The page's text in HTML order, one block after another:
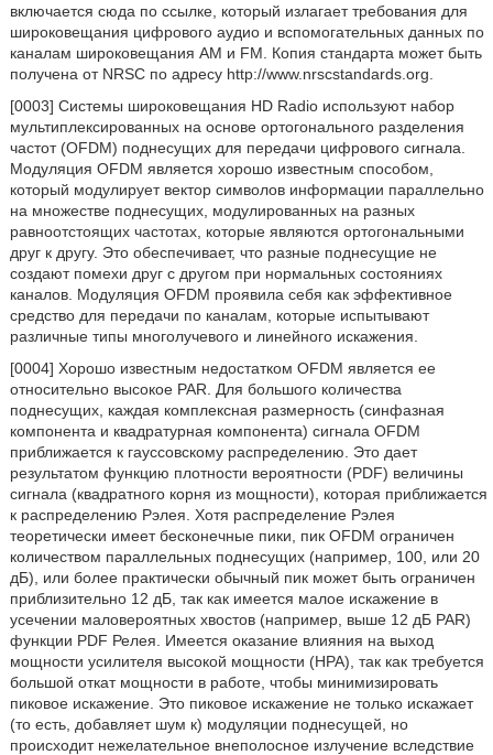
включается сюда по ссылке, который излагает требования для
широковещания цифрового аудио и вспомогательных данных по
каналам широковещания AM и FM. Копия стандарта может быть
получена от NRSC по адресу http://www.nrscstandards.org.
[0003] Системы широковещания HD Radio используют набор
мультиплексированных на основе ортогонального разделения
частот (OFDM) поднесущих для передачи цифрового сигнала.
Модуляция OFDM является хорошо известным способом,
который модулирует вектор символов информации параллельно
на множестве поднесущих, модулированных на разных
равноотстоящих частотах, которые являются ортогональными
друг к другу. Это обеспечивает, что разные поднесущие не
создают помехи друг с другом при нормальных состояниях
каналов. Модуляция OFDM проявила себя как эффективное
средство для передачи по каналам, которые испытывают
различные типы многолучевого и линейного искажения.
[0004] Хорошо известным недостатком OFDM является ее
относительно высокое PAR. Для большого количества
поднесущих, каждая комплексная размерность (синфазная
компонента и квадратурная компонента) сигнала OFDM
приближается к гауссовскому распределению. Это дает
результатом функцию плотности вероятности (PDF) величины
сигнала (квадратного корня из мощности), которая приближается
к распределению Рэлея. Хотя распределение Рэлея
теоретически имеет бесконечные пики, пик OFDM ограничен
количеством параллельных поднесущих (например, 100, или 20
дБ), или более практически обычный пик может быть ограничен
приблизительно 12 дБ, так как имеется малое искажение в
усечении маловероятных хвостов (например, выше 12 дБ PAR)
функции PDF Релея. Имеется оказание влияния на выход
мощности усилителя высокой мощности (HPA), так как требуется
большой откат мощности в работе, чтобы минимизировать
пиковое искажение. Это пиковое искажение не только искажает
(то есть, добавляет шум к) модуляции поднесущей, но
происходит нежелательное внеполосное излучение вследствие